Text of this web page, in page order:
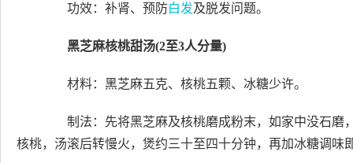
功效：补肾、预防白发及脱发问题。
黑芝麻核桃甜汤(2至3人分量)
材料：黑芝麻五克、核桃五颗、冰糖少许。
制法：先将黑芝麻及核桃磨成粉末，如家中没石磨
核桃，汤滚后转慢火，煲约三十至四十分钟，再加冰糖调味